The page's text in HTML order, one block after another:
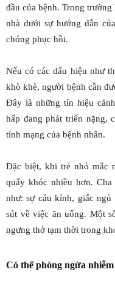
đầu của bệnh. Trong
nhà dưới sự hướng dẫn
chóng phục hồi.
Nếu có các dấu hiệu như
khò khè, người bệnh cần
Đây là những tín hiệu
hấp đang phát triển nặng,
tính mạng của bệnh nhân.
Đặc biệt, khi trẻ nhỏ mắc
quấy khóc nhiều hơn.
như: sự cáu kỉnh, giấc ngủ
sút về việc ăn uống. Một
ngưng thở tạm thời trong
Có thể phòng ngừa